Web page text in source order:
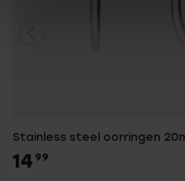
Stainless steel oorringen
14 99